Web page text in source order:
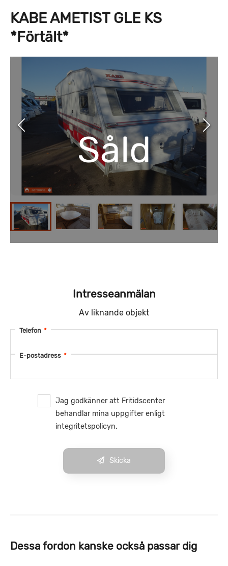
KABE AMETIST GLE KS
*Förtält*
Såld
Intresseanmälan
Av liknande objekt
Telefon *
E-postadress *
Jag godkänner att Fritidscenter
behandlar mina uppgifter enligt
integritetspolicyn.
Skicka
Dessa fordon kanske också passar dig